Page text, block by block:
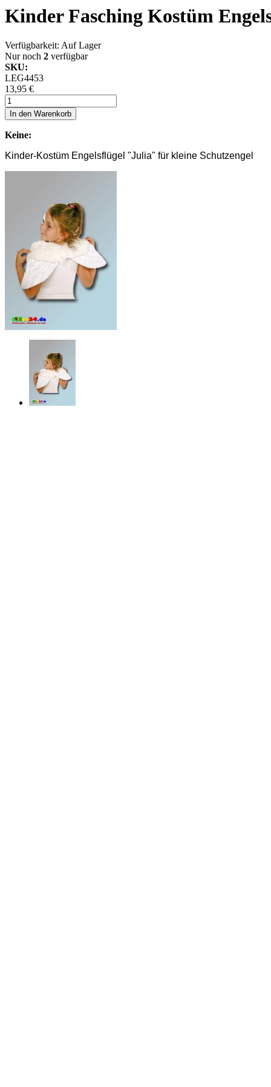
Kinder Fasching Kostüm
Verfügbarkeit: Auf Lager
Nur noch 2 verfügbar
SKU:
LEG4453
13,95 €
In den Warenkorb
Keine:
Kinder-Kostüm Engelsflügel "Julia" für kleine Schutzengel